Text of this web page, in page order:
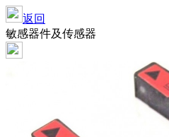
返回
敏感器件及传感器